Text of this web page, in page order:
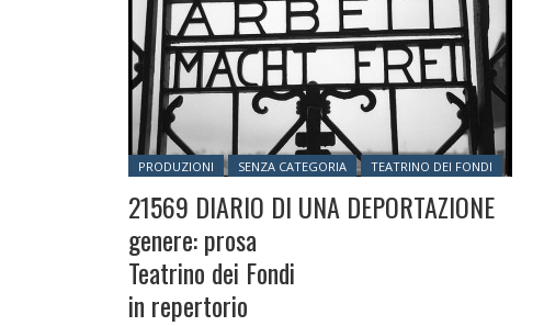
Posted in:
PRODUZIONI SENZA CATEGORIA TEATRINO DEI FONDI
21569 DIARIO DI UNA DEPORTAZIONE
genere: prosa
Teatrino dei Fondi
in repertorio